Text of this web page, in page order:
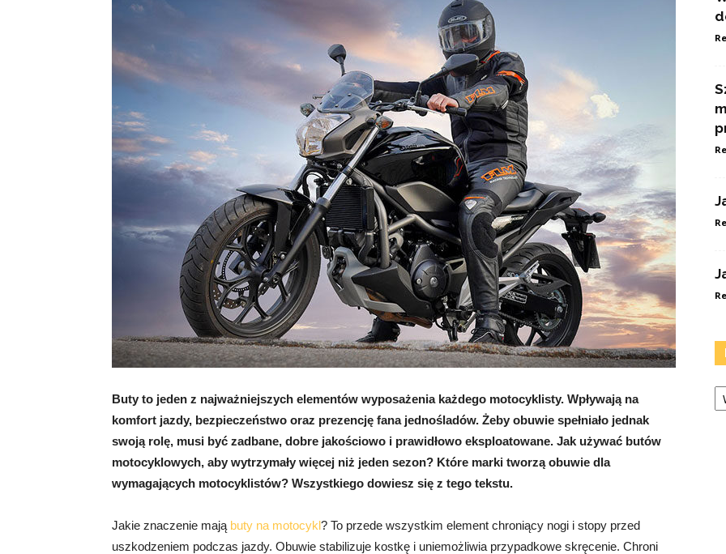
Buty to jeden z najważniejszych elementów wyposażenia każdego motocyklisty. Wpływają na
komfort jazdy, bezpieczeństwo oraz prezencję fana jednośladów. Żeby obuwie spełniało jednak
swoją rolę, musi być zadbane, dobre jakościowo i prawidłowo eksploatowane. Jak używać butów
motocyklowych, aby wytrzymały więcej niż jeden sezon? Które marki tworzą obuwie dla
wymagających motocyklistów? Wszystkiego dowiesz się z tego tekstu.
Jakie znaczenie mają buty na motocykl? To przede wszystkim element chroniący nogi i stopy przed
uszkodzeniem podczas jazdy. Obuwie stabilizuje kostkę i uniemożliwia przypadkowe skręcenie. Chroni